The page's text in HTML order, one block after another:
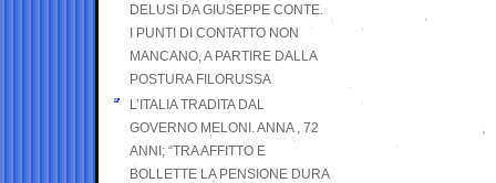
DELUSI DA GIUSEPPE CONTE.
I PUNTI DI CONTATTO NON
MANCANO, A PARTIRE DALLA
POSTURA FILORUSSA
L’ITALIA TRADITA DAL
GOVERNO MELONI. ANNA , 72
ANNI; “TRA AFFITTO E
BOLLETTE LA PENSIONE DURA